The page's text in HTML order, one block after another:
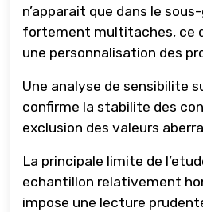
n’apparait que dans le
fortement multitaches, ce
une personnalisation des
Une analyse de sensibilite
confirme la stabilite des
exclusion des valeurs
La principale limite de
echantillon relativement
impose une lecture